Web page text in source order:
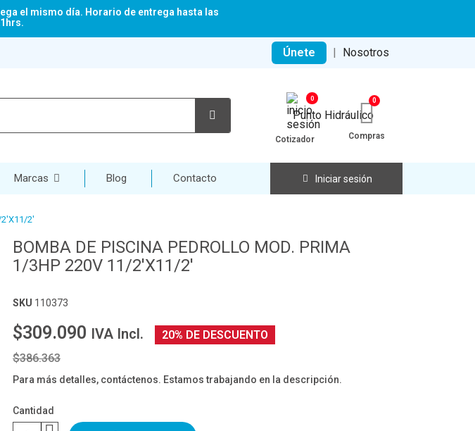
el mismo día. Horario de entrega hasta las
Únete | Nosotros
0
Cotizador Compras
Marcas Blog Contacto Iniciar sesión
2'X11/2'
BOMBA DE PISCINA PEDROLLO MOD. PRIMA
1/3HP 220V 11/2'X11/2'
SKU 110373
$309.090 IVA Incl.
20% DE DESCUENTO
$386.363
Para más detalles, contáctenos. Estamos trabajando en la descripción.
Cantidad